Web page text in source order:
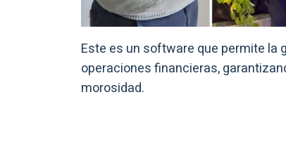
Este es un software que permite la
operaciones financieras,
morosidad.